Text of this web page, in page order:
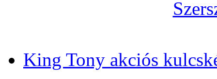
King Tony akciós